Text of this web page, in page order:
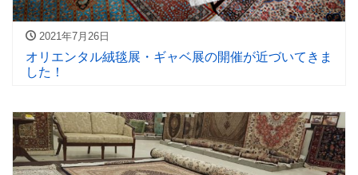
2021年7月26日
オリエンタル絨毯展・ギャベ展の開催が近づいてきま
した！